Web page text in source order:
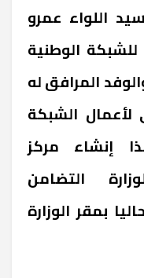
اللواء عمرو
الوطنية
المرافق له
لأعمال الشبكة
إنشاء مركز
التضامن
بمقر الوزارة